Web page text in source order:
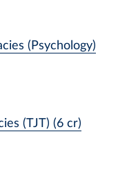
(Psychology)
(TJT) (6 cr)